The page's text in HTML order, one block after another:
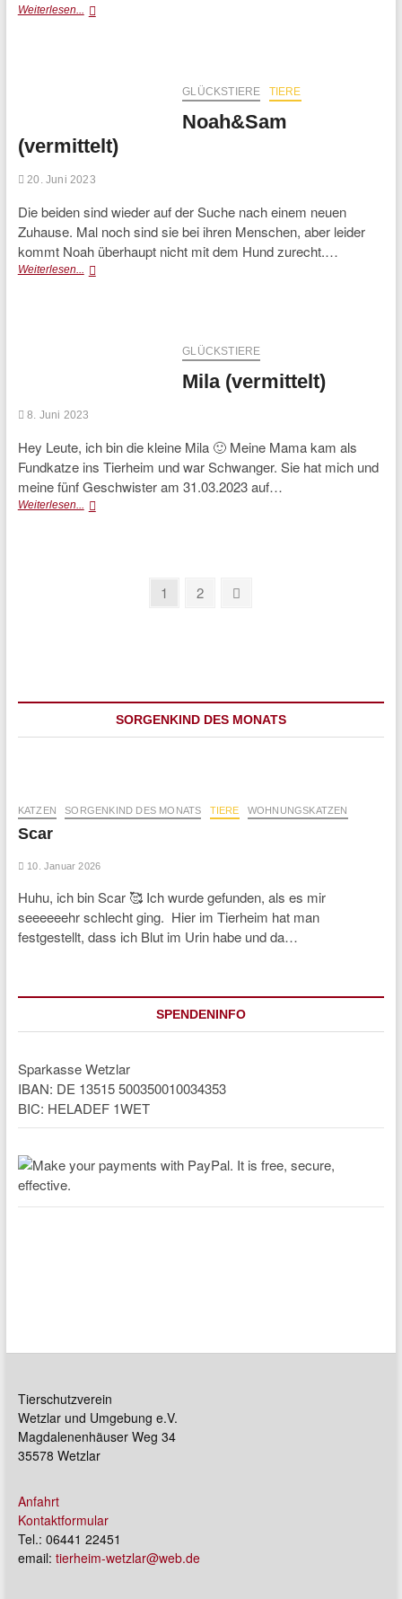
Weiterlesen... Mabel
GLÜCKSTIERE TIERE
Noah&Sam
(vermittelt)
20. Juni 2023
Die beiden sind wieder auf der Suche nach einem neuen
Zuhause. Mal noch sind sie bei ihren Menschen, aber leider
kommt Noah überhaupt nicht mit dem Hund zurecht.…
Weiterlesen... Noah&Sam
GLÜCKSTIERE
Mila (vermittelt)
8. Juni 2023
Hey Leute, ich bin die kleine Mila 🙂 Meine Mama kam als
Fundkatze ins Tierheim und war Schwanger. Sie hat mich und
meine fünf Geschwister am 31.03.2023 auf…
Weiterlesen... Mila
Seitennummerierung
Page
1 Page
2
SORGENKIND DES MONATS
KATZEN SORGENKIND DES MONATS TIERE WOHNUNGSKATZEN
Scar
10. Januar 2026
Huhu, ich bin Scar 🥰 Ich wurde gefunden, als es mir
seeeeeehr schlecht ging. Hier im Tierheim hat man
festgestellt, dass ich Blut im Urin habe und da…
SPENDENINFO
Sparkasse Wetzlar
IBAN: DE 13515 500350010034353
BIC: HELADEF 1WET
Tierschutzverein
Wetzlar und Umgebung e.V.
Magdalenenhäuser Weg 34
35578 Wetzlar
Anfahrt
Kontaktformular
Tel.: 06441 22451
email: tierheim-wetzlar@web.de